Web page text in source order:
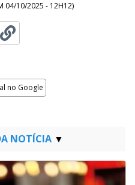
04/10/2025 - 12H12)
no Google
NOTÍCIA